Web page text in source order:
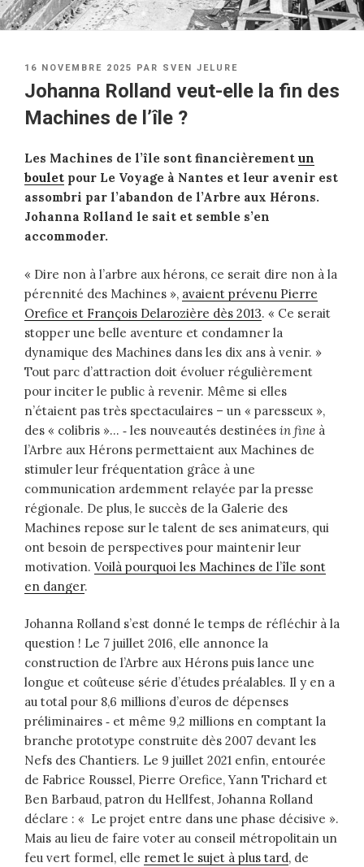
PUBLIÉ
LE
16 NOVEMBRE 2025 PAR SVEN JELURE
Johanna Rolland veut-elle la fin des
Machines de l’île ?
Les Machines de l’île sont financièrement un
boulet pour Le Voyage à Nantes et leur avenir est
assombri par l’abandon de l’Arbre aux Hérons.
Johanna Rolland le sait et semble s’en
accommoder.
« Dire non à l’arbre aux hérons, ce serait dire non à la
pérennité des Machines », avaient prévenu Pierre
Orefice et François Delarozière dès 2013. « Ce serait
stopper une belle aventure et condamner la
dynamique des Machines dans les dix ans à venir. »
Tout parc d’attraction doit évoluer régulièrement
pour inciter le public à revenir. Même si elles
n’étaient pas très spectaculaires – un « paresseux »,
des « colibris »… ‑ les nouveautés destinées in fine à
l’Arbre aux Hérons permettaient aux Machines de
stimuler leur fréquentation grâce à une
communication ardemment relayée par la presse
régionale. De plus, le succès de la Galerie des
Machines repose sur le talent de ses animateurs, qui
ont besoin de perspectives pour maintenir leur
motivation. Voilà pourquoi les Machines de l’île sont
en danger.
Johanna Rolland s’est donné le temps de réfléchir à la
question ! Le 7 juillet 2016, elle annonce la
construction de l’Arbre aux Hérons puis lance une
longue et coûteuse série d’études préalables. Il y en a
au total pour 8,6 millions d’euros de dépenses
préliminaires ‑ et même 9,2 millions en comptant la
branche prototype construite dès 2007 devant les
Nefs des Chantiers. Le 9 juillet 2021 enfin, entourée
de Fabrice Roussel, Pierre Orefice, Yann Trichard et
Ben Barbaud, patron du Hellfest, Johanna Rolland
déclare : « Le projet entre dans une phase décisive ».
Mais au lieu de faire voter au conseil métropolitain un
feu vert formel, elle remet le sujet à plus tard, de